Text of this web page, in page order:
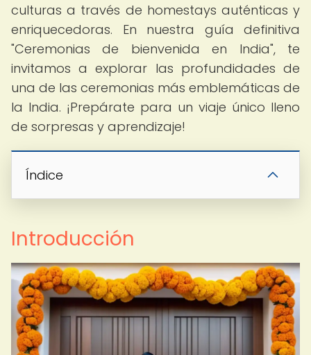
culturas a través de homestays auténticas y
enriquecedoras. En nuestra guía definitiva
"Ceremonias de bienvenida en India", te
invitamos a explorar las profundidades de
una de las ceremonias más emblemáticas de
la India. ¡Prepárate para un viaje único lleno
de sorpresas y aprendizaje!
Índice
Introducción